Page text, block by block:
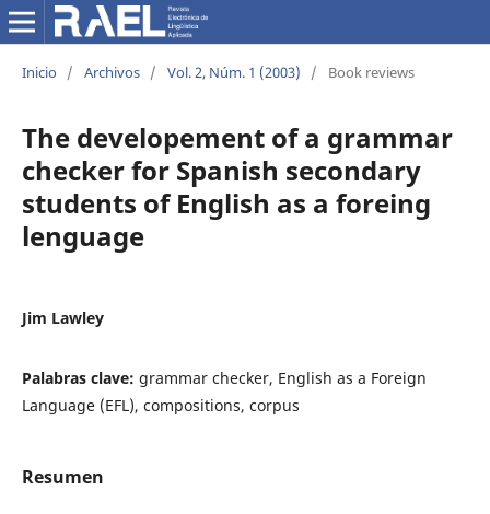
Inicio / Archivos / Vol. 2, Núm. 1 (2003) / Book reviews
The developement of a grammar
checker for Spanish secondary
students of English as a foreing
lenguage
Jim Lawley
Palabras clave: grammar checker, English as a Foreign
Language (EFL), compositions, corpus
Resumen